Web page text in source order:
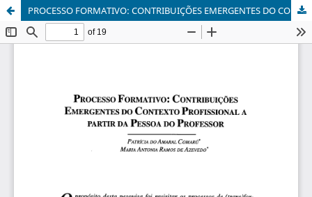
PROCESSO FORMATIVO: CONTRIBUIÇÕES EMERGENTES DO CONTEXTO PROFISSIONAL A PARTIR DA PESSOA DO PROFESSOR